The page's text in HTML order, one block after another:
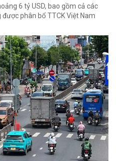
6 tỷ USD, bao gồm cả các
phân bổ TTCK Việt Nam